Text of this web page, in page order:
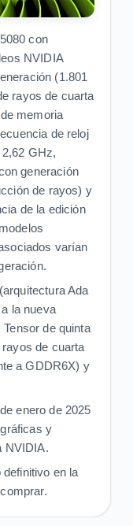
con
NVIDIA
(1.801
rayos de cuarta
memoria
de reloj
GHz,
generación
de rayos) y
de la edición
varían
Ada
la nueva
de quinta
de cuarta
a GDDR6X) y
enero de 2025
y
NVIDIA.
en la